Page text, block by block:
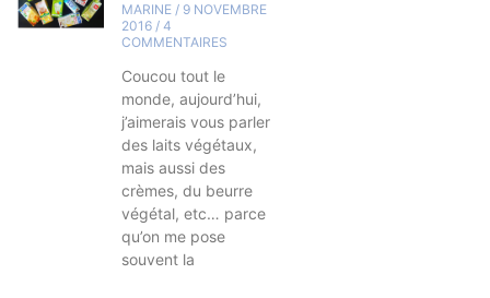
MARINE 9 NOVEMBRE
2016 4
COMMENTAIRES
Coucou tout le
monde, aujourd’hui,
j’aimerais vous parler
des laits végétaux,
mais aussi des
crèmes, du beurre
végétal, etc… parce
qu’on me pose
souvent la